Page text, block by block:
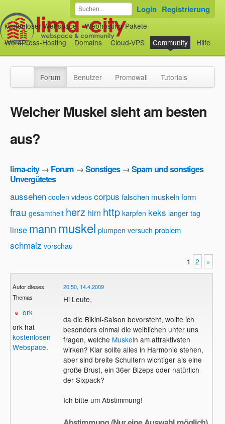
kostenloser Webspace
Webhosting-Pakete
WordPress-Hosting
Domains Cloud-VPS Community Hilfe
Login Registrierung
Forum Benutzer Promowall Tutorials
Welcher Muskel sieht am besten
aus?
lima-city→ Forum →Sonstiges→Spam und sonstiges
Unvergütetes
aussehen coolen videos corpus falschen muskelnform
frau gesamtheit herz hirn http karpfen keks langer tag
linse mannmuskel plumpen versuch problem
schmalz vorschau
1 2 »
Autor dieses
Themas
ork
ork hat
kostenlosen
Webspace.
20:50, 14.4.2009
Hi Leute,
da die Bikini-Saison bevorsteht, wollte ich
besonders einmal die weiblichen unter uns
fragen, welche Muskeln am attraktivsten
wirken? Klar sollte alles in Harmonie stehen,
aber sind breite Schultern wichtiger als eine
große Brust, ein 36er Bizeps oder natürlich
der Sixpack?
Ich bitte um Abstimmung!